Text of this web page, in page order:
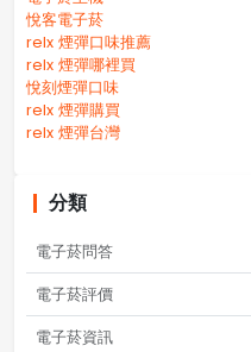
悅客電子菸
relx 煙彈口味推薦
relx 煙彈哪裡買
悅刻煙彈口味
relx 煙彈購買
relx 煙彈台灣
分類
電子菸問答
電子菸評價
電子菸資訊